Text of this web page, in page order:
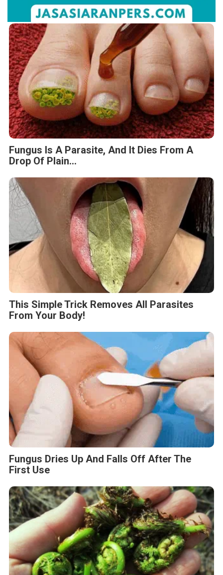
Fungus Is A Parasite, And It Dies From A
Drop Of Plain...
This Simple Trick Removes All Parasites
From Your Body!
Fungus Dries Up And Falls Off After The
First Use